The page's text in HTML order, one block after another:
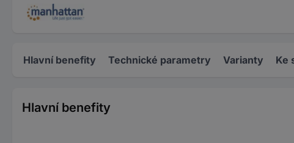
Hlavní benefity Technické parametry Varianty Ke
Hlavní benefity